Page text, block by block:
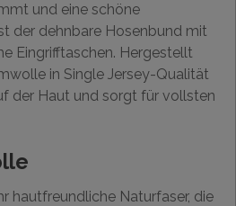
und eine schöne
der dehnbare Hosenbund mit
Eingrifftaschen. Hergestellt
in Single Jersey-Qualität
der Haut und sorgt für vollsten
hautfreundliche Naturfaser, die